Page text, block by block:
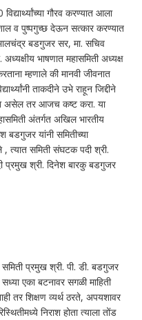
गौरव करण्यात आला
शाल व पुष्पगुच्छ देऊन सत्कार करण्यात
बडगुजर सर, मा. सचिव
भाषणात महासमिती अध्यक्ष
म्हणाले की मानवी जीवनात
ताकदीने उभे राहून‎ जिद्दीने
असेल तर आजच कष्ट करा. या
अंतर्गत अखिल भारतीय
यांनी समितीच्या
, त्यात समिती संघटक पदी श्री.
प्रमुख श्री. दिनेश बारकु बडगुजर
समिती प्रमुख श्री. पी. डी. बडगुजर
एका बटनावर सगळी माहिती
तर शिक्षण व्यर्थ ठरते, अपयशावर
निराश होता त्याला तोंड